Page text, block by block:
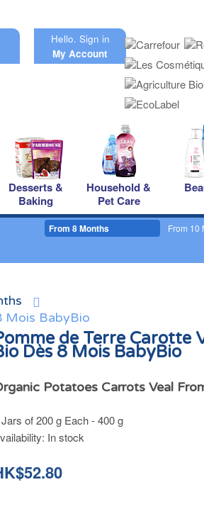
Hello. Sign in
My Account
Desserts &
Baking
Household &
Pet Care
From 8 Months
From 10
Mois BabyBio
de Terre Carotte
Dès 8 Mois BabyBio
Potatoes Carrots Veal
of 200 g Each - 400 g
In stock